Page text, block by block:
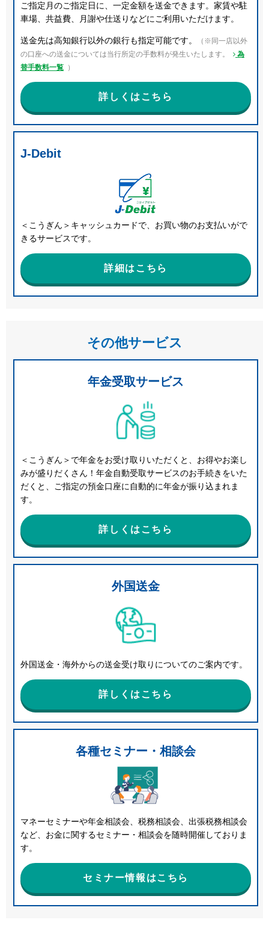
ご指定月のご指定日に、一定金額を送金できます。家賃や駐
車場、共益費、月謝や仕送りなどにご利用いただけます。
送金先は高知銀行以外の銀行も指定可能です。
（※同一店以外
の口座への送金については当行所定の手数料が発生いたします。
為
替手数料一覧 ）
詳しくはこちら
J-Debit
＜こうぎん＞キャッシュカードで、お買い物のお支払いがで
きるサービスです。
詳細はこちら
その他サービス
年金受取サービス
＜こうぎん＞で年金をお受け取りいただくと、お得やお楽し
みが盛りだくさん！年金自動受取サービスのお手続きをいた
だくと、ご指定の預金口座に自動的に年金が振り込まれま
す。
詳しくはこちら
外国送金
外国送金・海外からの送金受け取りについてのご案内です。
詳しくはこちら
各種セミナー・相談会
マネーセミナーや年金相談会、税務相談会、出張税務相談会
など、お金に関するセミナー・相談会を随時開催しておりま
す。
セミナー情報はこちら